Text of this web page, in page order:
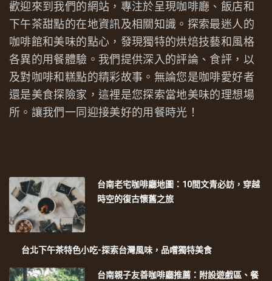
歡迎來到我們的網站，專注於呈現咖啡廳、飯店和
下午茶甜點的在地資訊及相關知識。探索最迷人的
咖啡館和美味的點心，發現獨特的烘焙技藝和風格
各異的用餐體驗。我們提供深入的評論、食評，以
及對咖啡和糕點的精彩故事。無論您是咖啡愛好者
還是美食探險家，這裡是您探索當地美味的理想場
所。讓我們一同迎接美好的用餐時光！
台南老宅咖啡廳地圖：10間文青必訪，穿越
時空的復古懷舊之旅
台北下午茶特色小吃-探索台灣風味，品嚐獨特美食
台南親子友善咖啡廳推薦：附設遊戲區、餐